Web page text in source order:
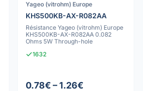
Yageo (vitrohm) Europe
KHS500KB-AX-R082AA
Résistance Yageo (vitrohm) Europe
KHS500KB-AX-R082AA 0.082
Ohms 5W Through-hole
1632
0.78€ – 1.26€